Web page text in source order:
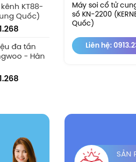
KT88-
Quốc)
đa tần
- Hàn
Máy soi cổ tử
số KN-2200
Quốc)
Liên hệ:
SẢN